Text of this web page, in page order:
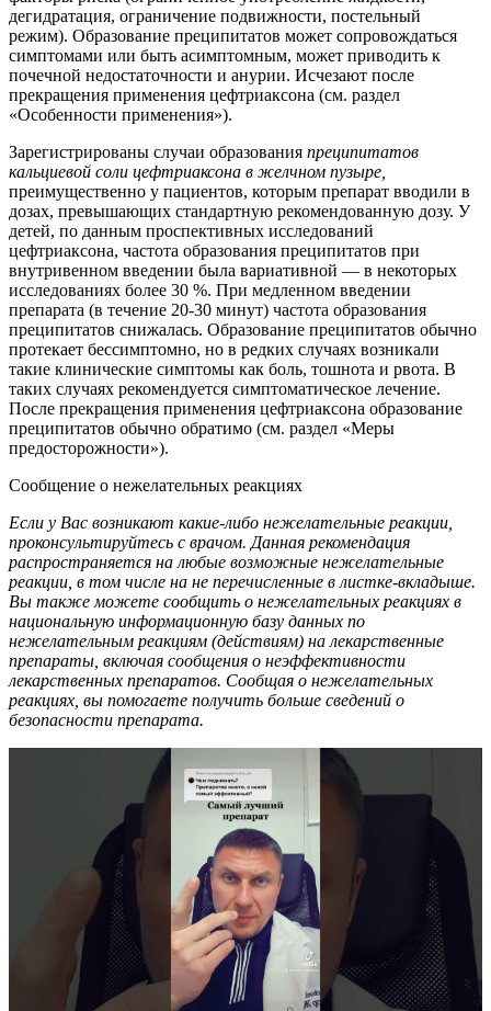
дегидратация, ограничение подвижности, постельный
режим). Образование преципитатов может сопровождаться
симптомами или быть асимптомным, может приводить к
почечной недостаточности и анурии. Исчезают после
прекращения применения цефтриаксона (см. раздел
«Особенности применения»).
Зарегистрированы случаи образования преципитатов
кальциевой соли цефтриаксона в желчном пузыре,
преимущественно у пациентов, которым препарат вводили в
дозах, превышающих стандартную рекомендованную дозу. У
детей, по данным проспективных исследований
цефтриаксона, частота образования преципитатов при
внутривенном введении была вариативной — в некоторых
исследованиях более 30 %. При медленном введении
препарата (в течение 20-30 минут) частота образования
преципитатов снижалась. Образование преципитатов обычно
протекает бессимптомно, но в редких случаях возникали
такие клинические симптомы как боль, тошнота и рвота. В
таких случаях рекомендуется симптоматическое лечение.
После прекращения применения цефтриаксона образование
преципитатов обычно обратимо (см. раздел «Меры
предосторожности»).
Сообщение о нежелательных реакциях
Если у Вас возникают какие-либо нежелательные реакции,
проконсультируйтесь с врачом. Данная рекомендация
распространяется на любые возможные нежелательные
реакции, в том числе на не перечисленные в листке-вкладыше.
Вы также можете сообщить о нежелательных реакциях в
национальную информационную базу данных по
нежелательным реакциям (действиям) на лекарственные
препараты, включая сообщения о неэффективности
лекарственных препаратов. Сообщая о нежелательных
реакциях, вы помогаете получить больше сведений о
безопасности препарата.